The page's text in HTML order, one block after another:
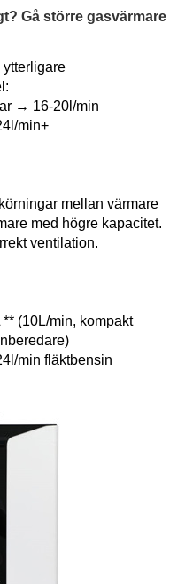
Gå större gasvärmare
ytterligare
→ 16-20l/min
min+
mellan värmare
med högre kapacitet.
ventilation.
(10L/min, kompakt
min fläktbensin